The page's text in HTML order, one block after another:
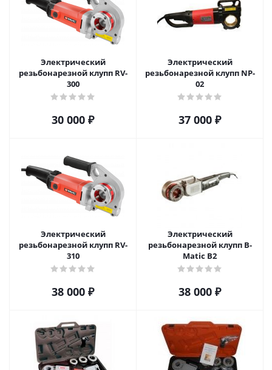
Электрический
резьбонарезной клупп RV-
300
30 000 ₽
Электрический
резьбонарезной клупп NP-
02
37 000 ₽
Электрический
резьбонарезной клупп RV-
310
38 000 ₽
Электрический
резьбонарезной клупп B-
Matic B2
38 000 ₽